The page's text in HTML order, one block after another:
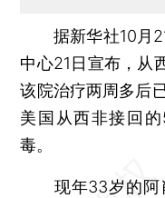
据新华社10月21
中心21日宣布，从
该院治疗两周多后
美国从西非接回
毒。
现年33岁的阿肖